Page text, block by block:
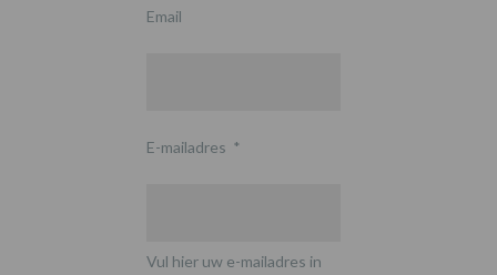
Email
E-mailadres *
Vul hier uw e-mailadres in